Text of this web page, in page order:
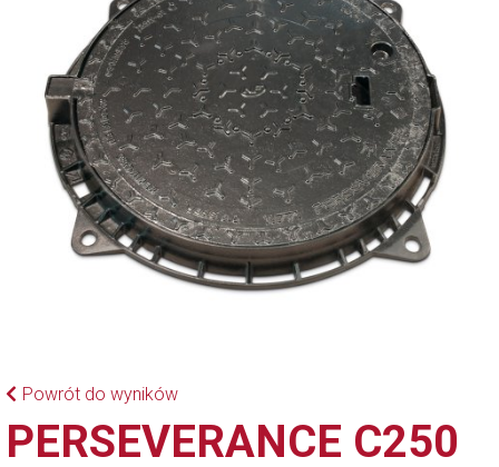
Powrót do wyników
PERSEVERANCE C250